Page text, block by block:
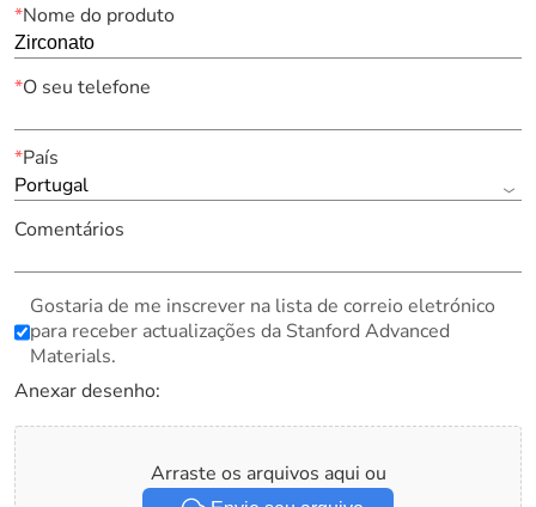
*Nome do produto
*O seu telefone
*País
Portugal
Comentários
Gostaria de me inscrever na lista de correio eletrónico
para receber actualizações da Stanford Advanced
Materials.
Anexar desenho:
Arraste os arquivos aqui ou